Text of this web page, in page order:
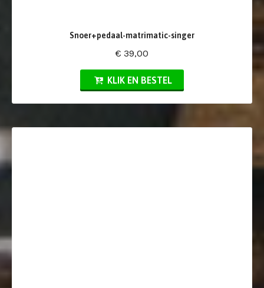
Snoer+pedaal-matrimatic-singer
€ 39,00
KLIK EN BESTEL